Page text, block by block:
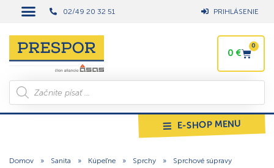
02/49 20 32 51 PRIHLÁSENIE
0 €
0
E-SHOP MENU
Domov » Sanita » Kúpeľne » Sprchy » Sprchové súpravy